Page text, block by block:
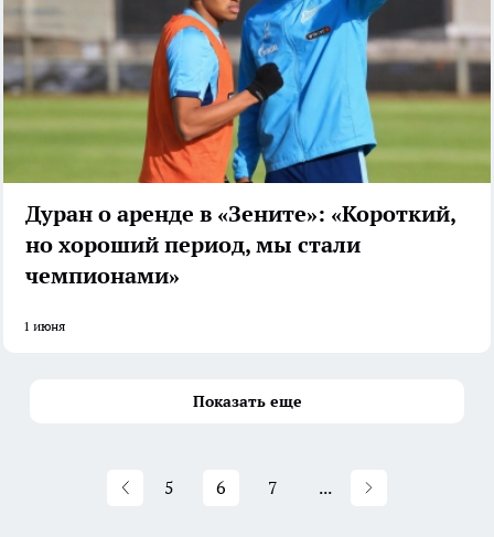
Дуран о аренде в «Зените»: «Короткий,
но хороший период, мы стали
чемпионами»
1 июня
Показать еще
5 6 7 ...